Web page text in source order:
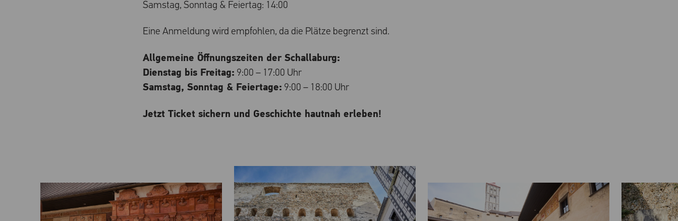
Samstag, Sonntag & Feiertag: 14:00
Eine Anmeldung wird empfohlen, da die Plätze begrenzt sind.
Allgemeine Öffnungszeiten der Schallaburg:
Dienstag bis Freitag: 9:00 – 17:00 Uhr
Samstag, Sonntag & Feiertage: 9:00 – 18:00 Uhr
Jetzt Ticket sichern und Geschichte hautnah erleben!